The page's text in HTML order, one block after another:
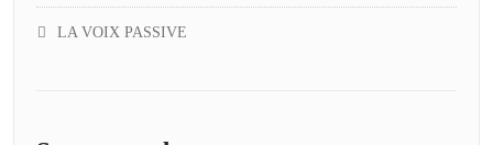
LA VOIX PASSIVE